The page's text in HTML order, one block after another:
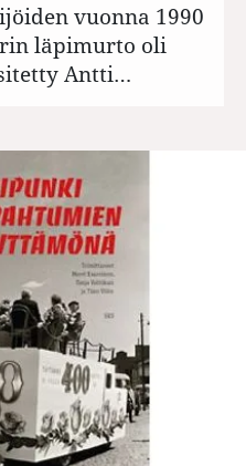
vuonna 1990
läpimurto oli
Antti…